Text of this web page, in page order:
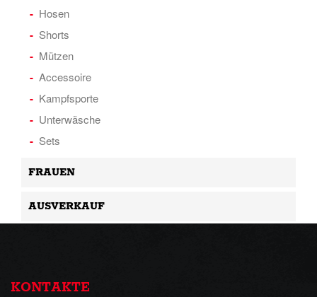
Hosen
Shorts
Mützen
Accessoire
Kampfsporte
Unterwäsche
Sets
FRAUEN
AUSVERKAUF
KONTAKTE